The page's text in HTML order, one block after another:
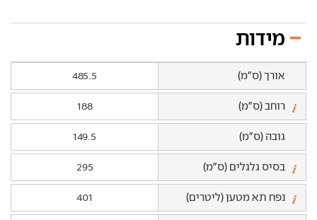
מידות
אורך (ס"מ) 485.5
רוחב (ס"מ) 188
גובה (ס"מ) 149.5
בסיס גלגלים (ס"מ) 295
נפח תא מטען (ליטרים) 401